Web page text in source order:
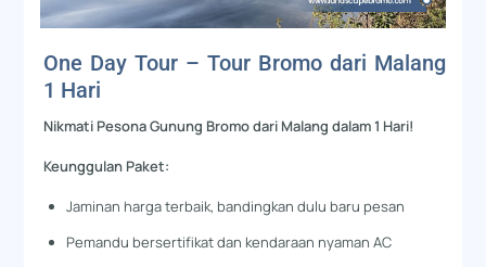
One Day Tour – Tour Bromo dari Malang
1 Hari
Nikmati Pesona Gunung Bromo dari Malang dalam 1 Hari!
Keunggulan Paket:
Jaminan harga terbaik, bandingkan dulu baru pesan
Pemandu bersertifikat dan kendaraan nyaman AC